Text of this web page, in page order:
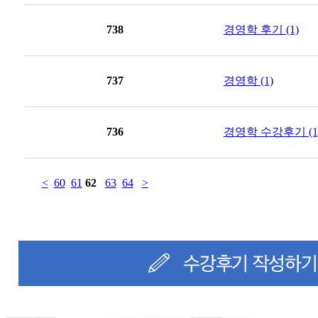
738 경영학 후기 (1)
737 경영학 (1)
736 경영학 수강후기
< 60 61 62 63 64 >